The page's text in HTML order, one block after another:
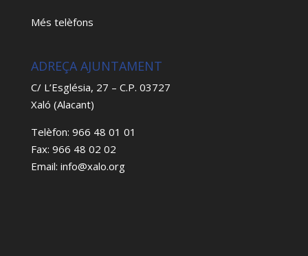
Més telèfons
ADREÇA AJUNTAMENT
C/ L’Església, 27 – C.P. 03727
Xaló (Alacant)
Telèfon: 966 48 01 01
Fax: 966 48 02 02
Email: info@xalo.org